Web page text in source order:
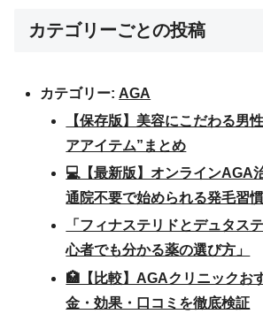
カテゴリーごとの投稿
カテゴリー: AGA
【保存版】美容にこだわる男
アアイテム”まとめ
💻【最新版】オンラインAGA
通院不要で始められる発毛習慣
「フィナステリドとデュタス
心者でも分かる薬の選び方」
🏥【比較】AGAクリニックお
金・効果・口コミを徹底検証